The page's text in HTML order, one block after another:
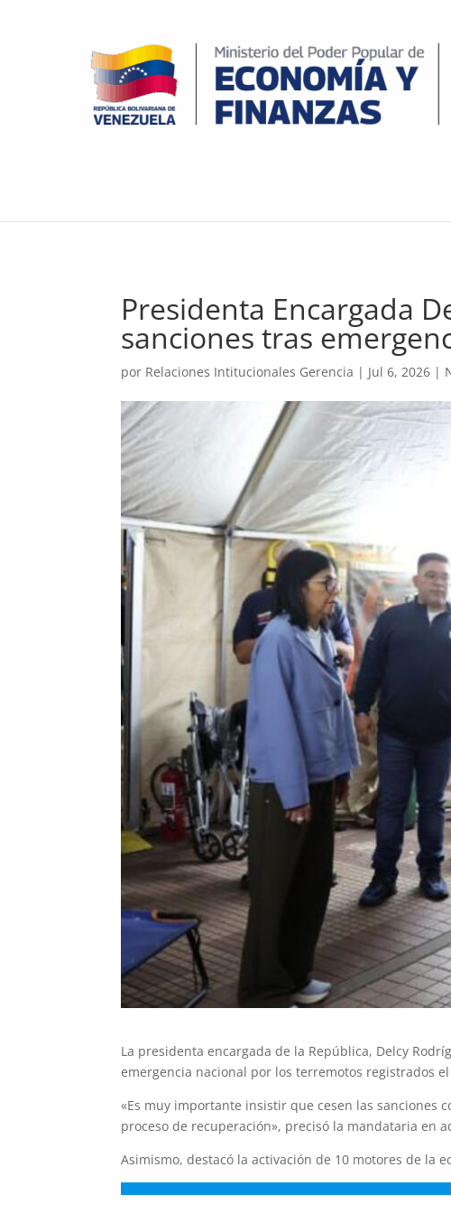
Presidenta Encargada
sanciones tras
por Relaciones Intitucionales Gerencia | Jul 6, 2026 |
La presidenta encargada de la República, Delcy
emergencia nacional por los terremotos registrados
«Es muy importante insistir que cesen las sanciones
proceso de recuperación», precisó la mandataria en
Asimismo, destacó la activación de 10 motores de la